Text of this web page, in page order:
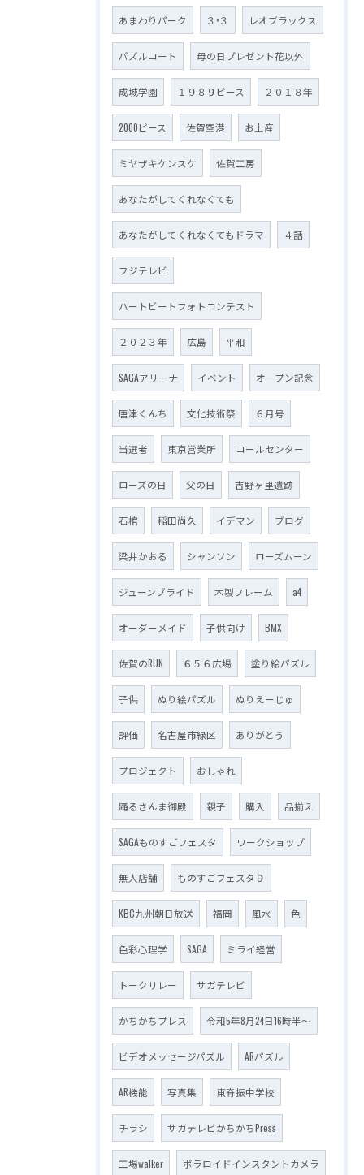
あまわりパーク ３×３ レオブラックス
パズルコート 母の日プレゼント花以外
成城学園 １９８９ピース ２０１８年
2000ピース 佐賀空港 お土産
ミヤザキケンスケ 佐賀工房
あなたがしてくれなくても
あなたがしてくれなくてもドラマ ４話
フジテレビ
ハートビートフォトコンテスト
２０２３年 広島 平和
SAGAアリーナ イベント オープン記念
唐津くんち 文化技術祭 ６月号
当選者 東京営業所 コールセンター
ローズの日 父の日 吉野ヶ里遺跡
石棺 稲田尚久 イデマン ブログ
梁井かおる シャンソン ローズムーン
ジューンブライド 木製フレーム a4
オーダーメイド 子供向け BMX
佐賀のRUN ６５６広場 塗り絵パズル
子供 ぬり絵パズル ぬりえーじゅ
評価 名古屋市緑区 ありがとう
プロジェクト おしゃれ
踊るさんま御殿 親子 購入 品揃え
SAGAものすごフェスタ ワークショップ
無人店舗 ものすごフェスタ９
KBC九州朝日放送 福岡 風水 色
色彩心理学 SAGA ミライ経営
トークリレー サガテレビ
かちかちプレス 令和5年8月24日16時半～
ビデオメッセージパズル ARパズル
AR機能 写真集 東脊振中学校
チラシ サガテレビかちかちPress
工場walker ポラロイドインスタントカメラ